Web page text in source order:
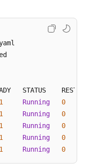
STATUS
1 Running
0
1 Running
0
1 Running
0
1 Running
0
1 Running 0